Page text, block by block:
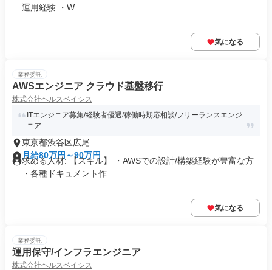
運用経験 ・W...
気になる
業務委託
AWSエンジニア クラウド基盤移行
株式会社ヘルスベイシス
ITエンジニア募集/経験者優遇/稼働時期応相談/フリーランスエンジ
ニア
東京都渋谷区広尾
月給80万円～90万円
求める人材: 【スキル】 ・AWSでの設計/構築経験が豊富な方
・各種ドキュメント作...
気になる
業務委託
運用保守/インフラエンジニア
株式会社ヘルスベイシス